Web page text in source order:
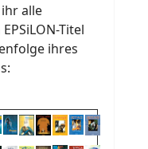
alle
Titel
ihres